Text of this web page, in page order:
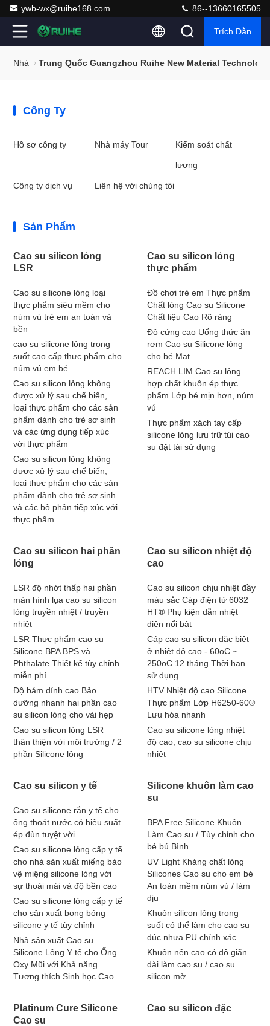
ywb-wx@ruihe168.com 86--13660165505
Trích Dẫn
Nhà Trung Quốc Guangzhou Ruihe New Material
Công Ty
Hồ sơ công ty Nhà máy Tour Kiểm soát chất
lượng
Công ty dịch vụ Liên hệ với chúng tôi
Sản Phẩm
Cao su silicon lỏng
LSR
Cao su silicone lỏng loại
thực phẩm siêu mềm cho
núm vú trẻ em an toàn và
bền
cao su silicone lỏng trong
suốt cao cấp thực phẩm cho
núm vú em bé
Cao su silicon lỏng không
được xử lý sau chế biến,
loại thực phẩm cho các sản
phẩm dành cho trẻ sơ sinh
và các ứng dụng tiếp xúc
với thực phẩm
Cao su silicon lỏng không
được xử lý sau chế biến,
loại thực phẩm cho các sản
phẩm dành cho trẻ sơ sinh
và các bộ phận tiếp xúc với
thực phẩm
Cao su silicon lỏng
thực phẩm
Đồ chơi trẻ em Thực phẩm
Chất lỏng Cao su Silicone
Chất liệu Cao Rõ ràng
Độ cứng cao Uống thức ăn
rơm Cao su Silicone lỏng
cho bé Mat
REACH LIM Cao su lỏng
hợp chất khuôn ép thực
phẩm Lớp bé mịn hơn, núm
vú
Thực phẩm xách tay cấp
silicone lỏng lưu trữ túi cao
su đặt tái sử dụng
Cao su silicon hai phần
lỏng
LSR độ nhớt thấp hai phần
màn hình lụa cao su silicon
lỏng truyền nhiệt / truyền
nhiệt
LSR Thực phẩm cao su
Silicone BPA BPS và
Phthalate Thiết kế tùy chỉnh
miễn phí
Độ bám dính cao Bảo
dưỡng nhanh hai phần cao
su silicon lỏng cho vải hẹp
Cao su silicon lỏng LSR
thân thiện với môi trường / 2
phần Silicone lỏng
Cao su silicon nhiệt độ
cao
Cao su silicon chịu nhiệt đầy
màu sắc Cáp điện tử 6032
HT® Phụ kiện dẫn nhiệt
điện nổi bật
Cáp cao su silicon đặc biệt
ở nhiệt độ cao - 60oC ~
250oC 12 tháng Thời hạn
sử dụng
HTV Nhiệt độ cao Silicone
Thực phẩm Lớp H6250-60®
Lưu hóa nhanh
Cao su silicone lỏng nhiệt
độ cao, cao su silicone chịu
nhiệt
Cao su silicon y tế
Cao su silicone rắn y tế cho
ống thoát nước có hiệu suất
ép đùn tuyệt vời
Cao su silicone lỏng cấp y tế
cho nhà sản xuất miếng bảo
vệ miệng silicone lỏng với
sự thoải mái và độ bền cao
Cao su silicone lỏng cấp y tế
cho sản xuất bong bóng
silicone y tế tùy chỉnh
Nhà sản xuất Cao su
Silicone Lỏng Y tế cho Ống
Oxy Mũi với Khả năng
Tương thích Sinh học Cao
Silicone khuôn làm cao
su
BPA Free Silicone Khuôn
Làm Cao su / Tùy chỉnh cho
bé bú Bình
UV Light Kháng chất lỏng
Silicones Cao su cho em bé
An toàn mềm núm vú / làm
dịu
Khuôn silicon lỏng trong
suốt có thể làm cho cao su
đúc nhựa PU chính xác
Khuôn nến cao có độ giãn
dài làm cao su / cao su
silicon mờ
Platinum Cure Silicone
Cao su
Cao su silicon đặc